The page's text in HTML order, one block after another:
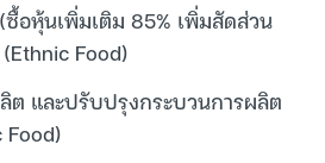
อหุ้นเพิ่มเติม 85% เพิ่มสัดส่วน
Food)
ต และปรับปรุงกระบวนการผลิต
Food)